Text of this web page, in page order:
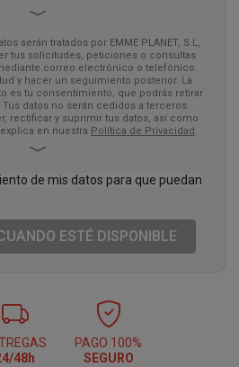
posterior. La legitimación del
cedidos a terceros. Tienes derecho a
tus datos, así como otros derechos
nuestraPolítica de Privacidad.
serán tratados por EMME PLANET, S.L,
tus solicitudes, peticiones o consultas
correo electrónico o telefónico.
y hacer un seguimiento posterior. La
es tu consentimiento, que podrás retirar
datos no serán cedidos a terceros.
rectificar y suprimir tus datos, así como
en nuestra Política de Privacidad.
de mis datos para que puedan
ESTÉ DISPONIBLE
48h
PAGO 100%
SEGURO